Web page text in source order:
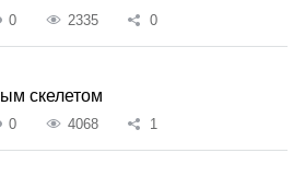
0 2335 0
скелетом
0 4068 1